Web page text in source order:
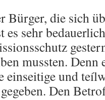
Bürger, die sich
sehr
mussten. Denn
einseitige und
Den